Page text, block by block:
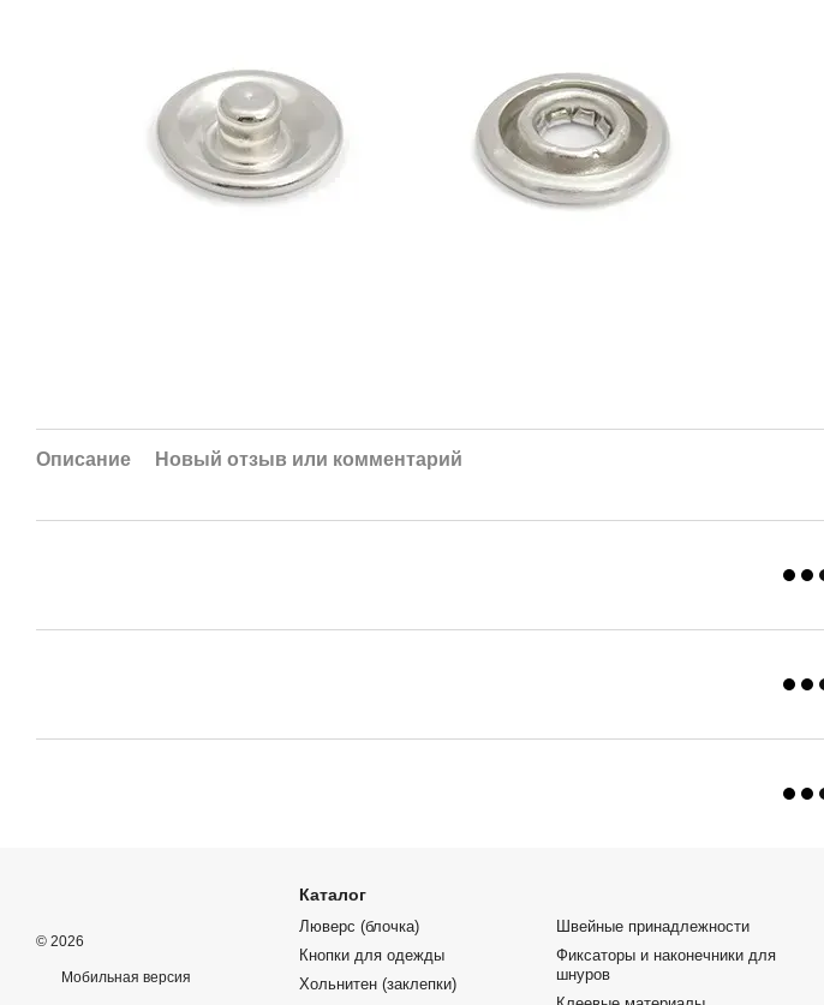
Описание Новый отзыв или комментарий
© 2026
Мобильная версия
Каталог
Люверс (блочка)
Кнопки для одежды
Хольнитен (заклепки)
Швейные принадлежности
Фиксаторы и наконечники для
шнуров